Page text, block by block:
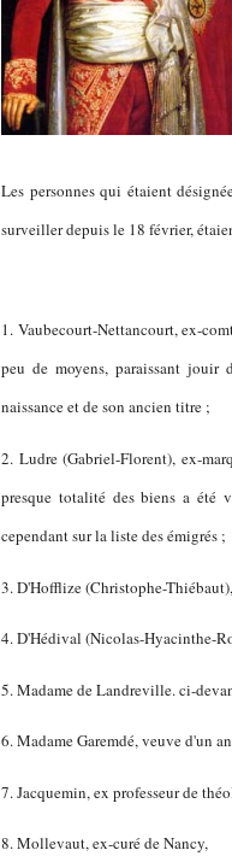
Les personnes qui étaient
surveiller depuis le 18 février,
1. Vaubecourt-Nettancourt, ex-
peu de moyens, paraissant jouir
naissance et de son ancien titre ;
2. Ludre (Gabriel-Florent), ex-
presque totalité des biens a été
cependant sur la liste des émigrés ;
3. D'Hofflize (Christophe-
4. D'Hédival (Nicolas-Hyacinthe-
5. Madame de Landreville. ci-
6. Madame Garemdé, veuve d'un
7. Jacquemin, ex professeur de
8. Mollevaut, ex-curé de Nancy,